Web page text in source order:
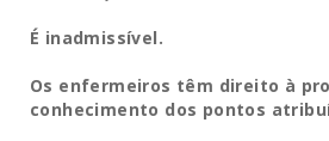
É inadmissível.
Os enfermeiros têm direito à
conhecimento dos pontos